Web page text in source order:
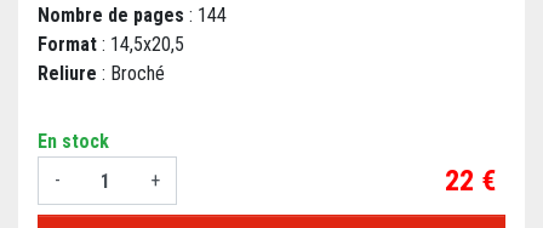
Nombre de pages : 144
Format : 14,5x20,5
Reliure : Broché
En stock
-
+ Prix
22 €